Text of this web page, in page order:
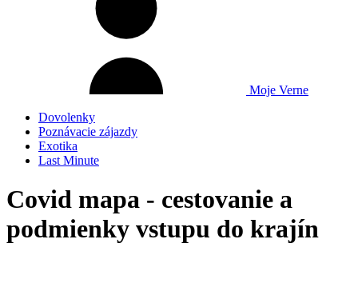
Moje Verne
Dovolenky
Poznávacie zájazdy
Exotika
Last Minute
Covid mapa - cestovanie a
podmienky vstupu do krajín